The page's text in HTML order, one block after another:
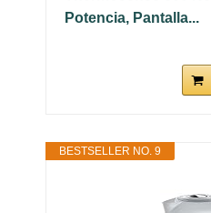
Potencia, Pantalla...
BESTSELLER NO. 9